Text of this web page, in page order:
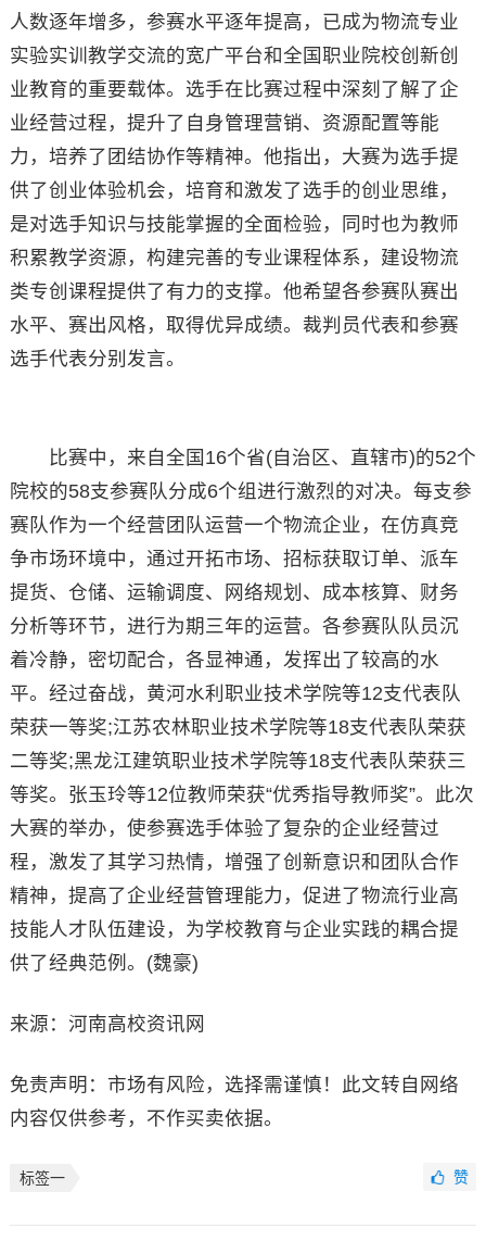
人数逐年增多，参赛水平逐年提高，已成为物流专业
实验实训教学交流的宽广平台和全国职业院校创新创
业教育的重要载体。选手在比赛过程中深刻了解了企
业经营过程，提升了自身管理营销、资源配置等能
力，培养了团结协作等精神。他指出，大赛为选手提
供了创业体验机会，培育和激发了选手的创业思维，
是对选手知识与技能掌握的全面检验，同时也为教师
积累教学资源，构建完善的专业课程体系，建设物流
类专创课程提供了有力的支撑。他希望各参赛队赛出
水平、赛出风格，取得优异成绩。裁判员代表和参赛
选手代表分别发言。
比赛中，来自全国16个省(自治区、直辖市)的52个
院校的58支参赛队分成6个组进行激烈的对决。每支参
赛队作为一个经营团队运营一个物流企业，在仿真竞
争市场环境中，通过开拓市场、招标获取订单、派车
提货、仓储、运输调度、网络规划、成本核算、财务
分析等环节，进行为期三年的运营。各参赛队队员沉
着冷静，密切配合，各显神通，发挥出了较高的水
平。经过奋战，黄河水利职业技术学院等12支代表队
荣获一等奖;江苏农林职业技术学院等18支代表队荣获
二等奖;黑龙江建筑职业技术学院等18支代表队荣获三
等奖。张玉玲等12位教师荣获“优秀指导教师奖”。此次
大赛的举办，使参赛选手体验了复杂的企业经营过
程，激发了其学习热情，增强了创新意识和团队合作
精神，提高了企业经营管理能力，促进了物流行业高
技能人才队伍建设，为学校教育与企业实践的耦合提
供了经典范例。(魏豪)
来源：河南高校资讯网
免责声明：市场有风险，选择需谨慎！此文转自网络
内容仅供参考，不作买卖依据。
标签一 赞